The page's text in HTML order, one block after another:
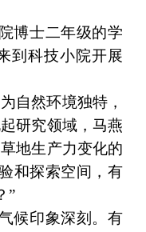
博士二年级的学
到科技小院开展
自然环境独特，
研究领域，马燕
地生产力变化的
和探索空间，有
”
候印象深刻。有